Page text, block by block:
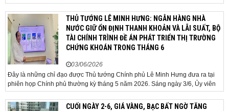
Khi các tuyến kết nối liên vùng đồng loạt tăng tốc, cấu
trúc phát triển đô thị đang dần thay đổi, mở ra những
hành lang tăng trưởng mới và kéo theo quá...
THỦ TƯỚNG LÊ MINH HƯNG: NGÂN HÀNG NHÀ
NƯỚC GIỮ ỔN ĐỊNH THANH KHOẢN VÀ LÃI SUẤT, BỘ
TÀI CHÍNH TRÌNH ĐỀ ÁN PHÁT TRIỂN THỊ TRƯỜNG
CHỨNG KHOÁN TRONG THÁNG 6
03/06/2026
Đây là những chỉ đạo được Thủ tướng Chính phủ Lê Minh Hưng đưa ra tại
phiên họp Chính phủ thường kỳ tháng 5 năm 2026. Sáng ngày 3/6, Ủy viên
Bộ Chính trị, Bí thư Đảng ủy Chính phủ, Thủ tướng Chính phủ Lê Minh Hưng
đã chủ trì phiên họp Chính phủ thường...CUỐI NGÀY 2-6, GIÁ VÀNG, BẠC BẤT NGỜ TĂNG